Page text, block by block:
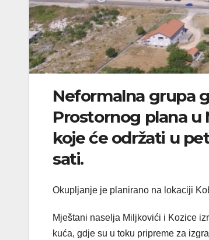
Neformalna grupa
Prostornog plana u
koje će održati u
sati.
Okupljanje je planirano na lokaciji
Mještani naselja Miljkovići i Kozice
kuća, gdje su u toku pripreme za